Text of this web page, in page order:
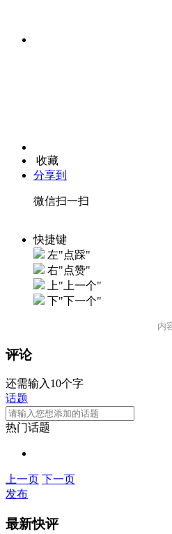
收藏
分享到
微信扫一扫
快捷键
左"点踩"
右"点赞"
上"上一个"
下"下一个"
内
评论
还需输入10个字
话题
热门话题
上一页 下一页
发布
最新快评